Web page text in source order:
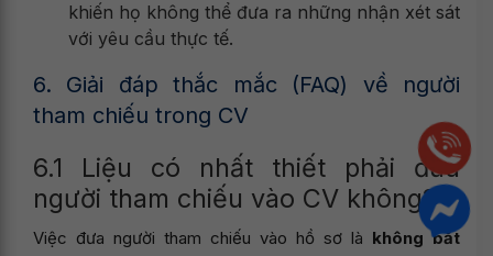
khiến họ không thể đưa ra những nhận xét sát
với yêu cầu thực tế.
6. Giải đáp thắc mắc (FAQ) về người
tham chiếu trong CV
6.1 Liệu có nhất thiết phải đưa
người tham chiếu vào CV không?
Việc đưa người tham chiếu vào hồ sơ là không bắt